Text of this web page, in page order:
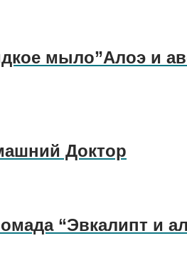
мыло”Алоэ и
Доктор
“Эвкалипт и